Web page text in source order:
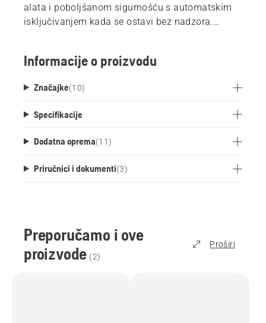
alata i poboljšanom sigurnošću s automatskim
isključivanjem kada se ostavi bez nadzora.
POWER FOR ALL.
Alati na baterije Husqvarna Aspire™ razvijeni su
zašto svaki proizvod dolazi s prilagođenom
kukom za pohranu koja se može montirati
izravno na zid ili koristiti sa Husqvarna Aspire™
sustavom za pohranu. Ovo skladište alata može
kompatibilan je s brojnim drugim baterijama i
punjačima marki koje sudjeluju. To znači da
trebate kupiti samo jednu bateriju za sve
Informacije o proizvodu
Značajke(10)
Specifikacije
Dodatna oprema(11)
Priručnici i dokumenti(3)
Preporučamo i ove
proizvode (2)
Proširi